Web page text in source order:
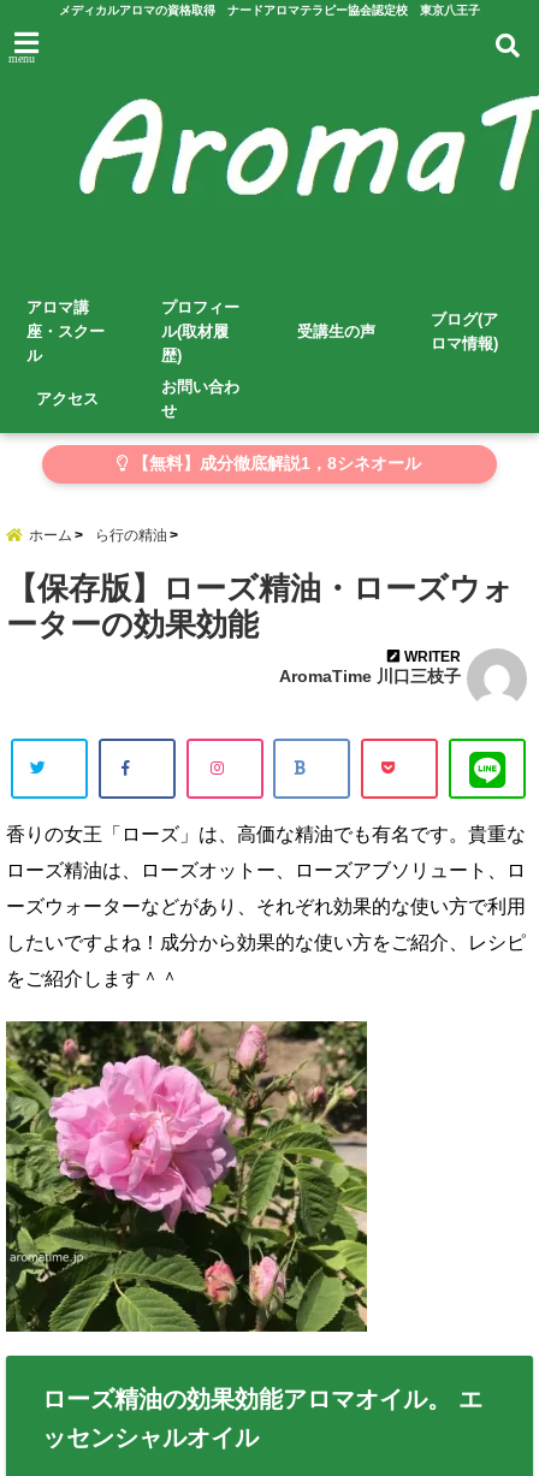
メディカルアロマの資格取得 ナードアロマテラピー協会認定校 東京八王子
menu
アロマ講
座・スクー
ル
プロフィー
ル(取材履
歴)
受講生の声
ブログ(ア
ロマ情報)
アクセス
お問い合わ
せ
【無料】成分徹底解説1，8シネオール
ホーム ら行の精油
【保存版】ローズ精油・ローズウォ
ーターの効果効能
WRITER
AromaTime 川口三枝子
香りの女王「ローズ」は、高価な精油でも有名です。貴重な
ローズ精油は、ローズオットー、ローズアブソリュート、ロ
ーズウォーターなどがあり、それぞれ効果的な使い方で利用
したいですよね！成分から効果的な使い方をご紹介、レシピ
をご紹介します＾＾
ローズ精油の効果効能アロマオイル。 エ
ッセンシャルオイル